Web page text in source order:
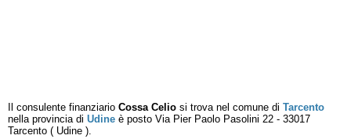
Il consulente finanziario Cossa Celio si trova nel comune di Tarcento
nella provincia di Udine è posto Via Pier Paolo Pasolini 22 - 33017
Tarcento ( Udine ).